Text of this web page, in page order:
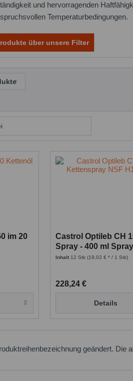
und hervorragenden
Temperaturbedingungen.
über unsere Filter
im 20
Castrol Optileb CH
Spray - 400 ml
Inhalt 12 Stk (19,02 € * / 1 Stk)
228,24 €
Details
geändert. Die